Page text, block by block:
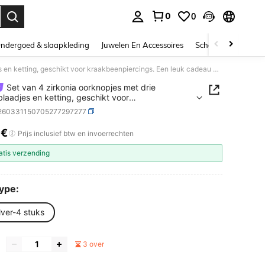
0 0
& slaapkleding Juwelen En Accessoires Schoonheid &
Set van 4 zirkonia oorknopjes met drie bloemblaadjes en ketting, geschikt voor kraakbeenpiercings. Een leuk cadeau voor dames.
Set van 4 zirkonia oorknopjes met drie
en ketting, geschikt voor
Een leuk cadeau voor dames.
AND AVAILABILITY
Prijs inclusief btw en invoerrechten
verzending
4 stuks
3 over